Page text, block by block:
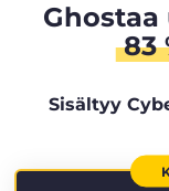
83
Sisältyy